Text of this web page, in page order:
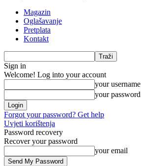
Magazin
Oglašavanje
Pretplata
Kontakt
Sign in
Welcome! Log into your account
your username
your password
Forgot your password? Get help
Uvjeti korištenja
Password recovery
Recover your password
your email